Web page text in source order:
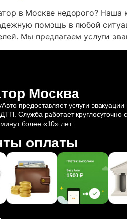
в Москве недорого? Наша
помощь в любой
Мы предлагаем услуги
Москва
предоставляет услуги
Служба работает круглосуточно
более «10» лет.
оплаты